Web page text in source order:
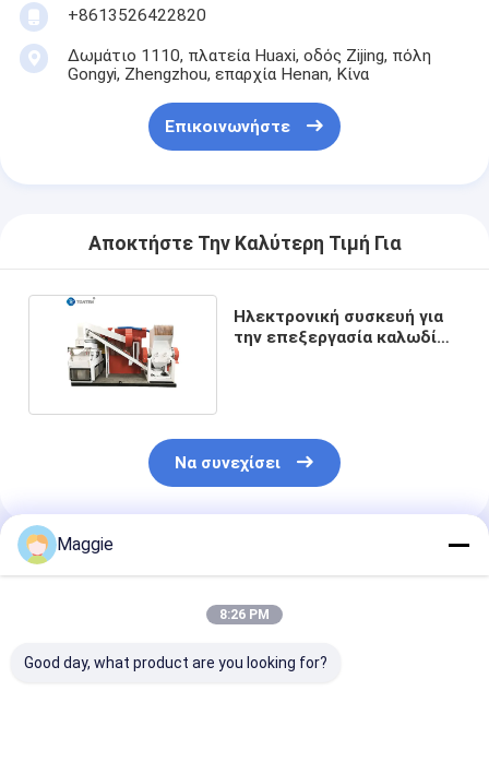
+8613526422820
Δωμάτιο 1110, πλατεία Huaxi, οδός Zijing, πόλη
Gongyi, Zhengzhou, επαρχία Henan, Κίνα
Επικοινωνήστε
Αποκτήστε Την Καλύτερη Τιμή Για
Ηλεκτρονική συσκευή για
την επεξεργασία καλωδίων
Να συνεχίσει
Συνιστώμενα Προϊόντα
Maggie
8:26 PM
Good day, what product are you looking for?